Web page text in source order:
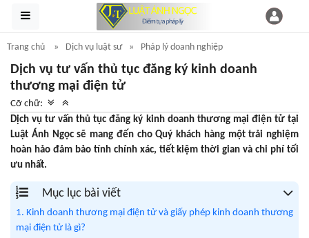
Trang chủ Dịch vụ luật sư Pháp lý doanh nghiệp
Dịch vụ tư vấn thủ tục đăng ký kinh doanh
thương mại điện tử
Cỡ chữ:
Dịch vụ tư vấn thủ tục đăng ký kinh doanh thương mại điện tử tại
Luật Ánh Ngọc sẽ mang đến cho Quý khách hàng một trải nghiệm
hoàn hảo đảm bảo tính chính xác, tiết kiệm thời gian và chi phí tối
ưu nhất.
Mục lục bài viết
1. Kinh doanh thương mại điện tử và giấy phép kinh doanh thương
mại điện tử là gì?